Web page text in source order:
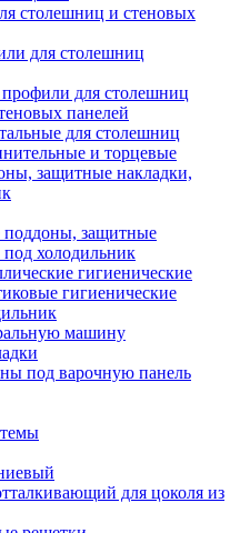
столешниц и стеновых
для столешниц
для столешниц
панелей
для столешниц
и торцевые
защитные накладки,
поддоны, защитные
холодильник
гигиенические
гигиенические
машину
под варочную панель
для цоколя из